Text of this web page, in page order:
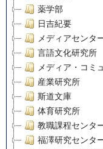
薬学部
日吉紀要
メディアセンタ
言語文化研究所
メディア・コミ
産業研究所
斯道文庫
体育研究所
教職課程センタ
福澤研究センタ